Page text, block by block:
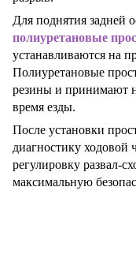
Для поднятия задней
полиуретановые
устанавливаются на
Полиуретановые
резины и принимают
время езды.
После установки
диагностику ходовой
регулировку развал-
максимальную